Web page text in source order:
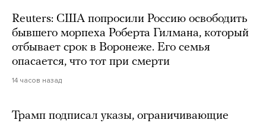
Reuters: США попросили Россию освободить
бывшего морпеха Роберта Гилмана, который
отбывает срок в Воронеже. Его семья
опасается, что тот при смерти
14 часов назад
Трамп подписал указы, ограничивающие